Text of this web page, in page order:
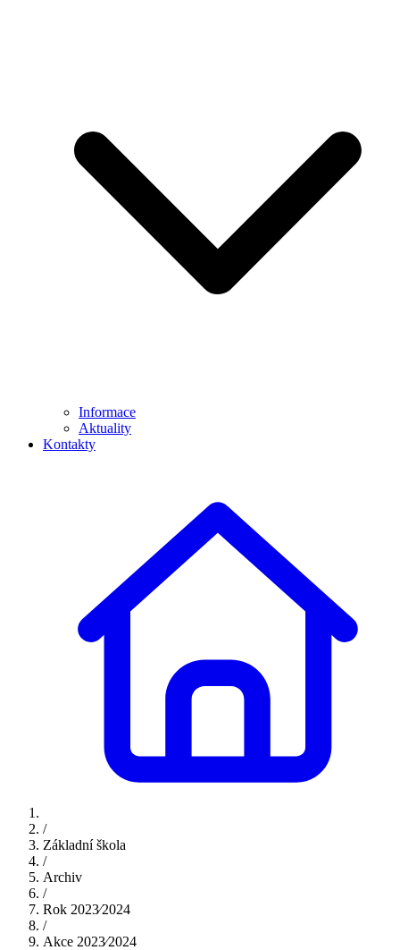
Informace
Aktuality
Kontakty
/
Základní škola
/
Archiv
/
Rok 2023⁄2024
/
Akce 2023⁄2024